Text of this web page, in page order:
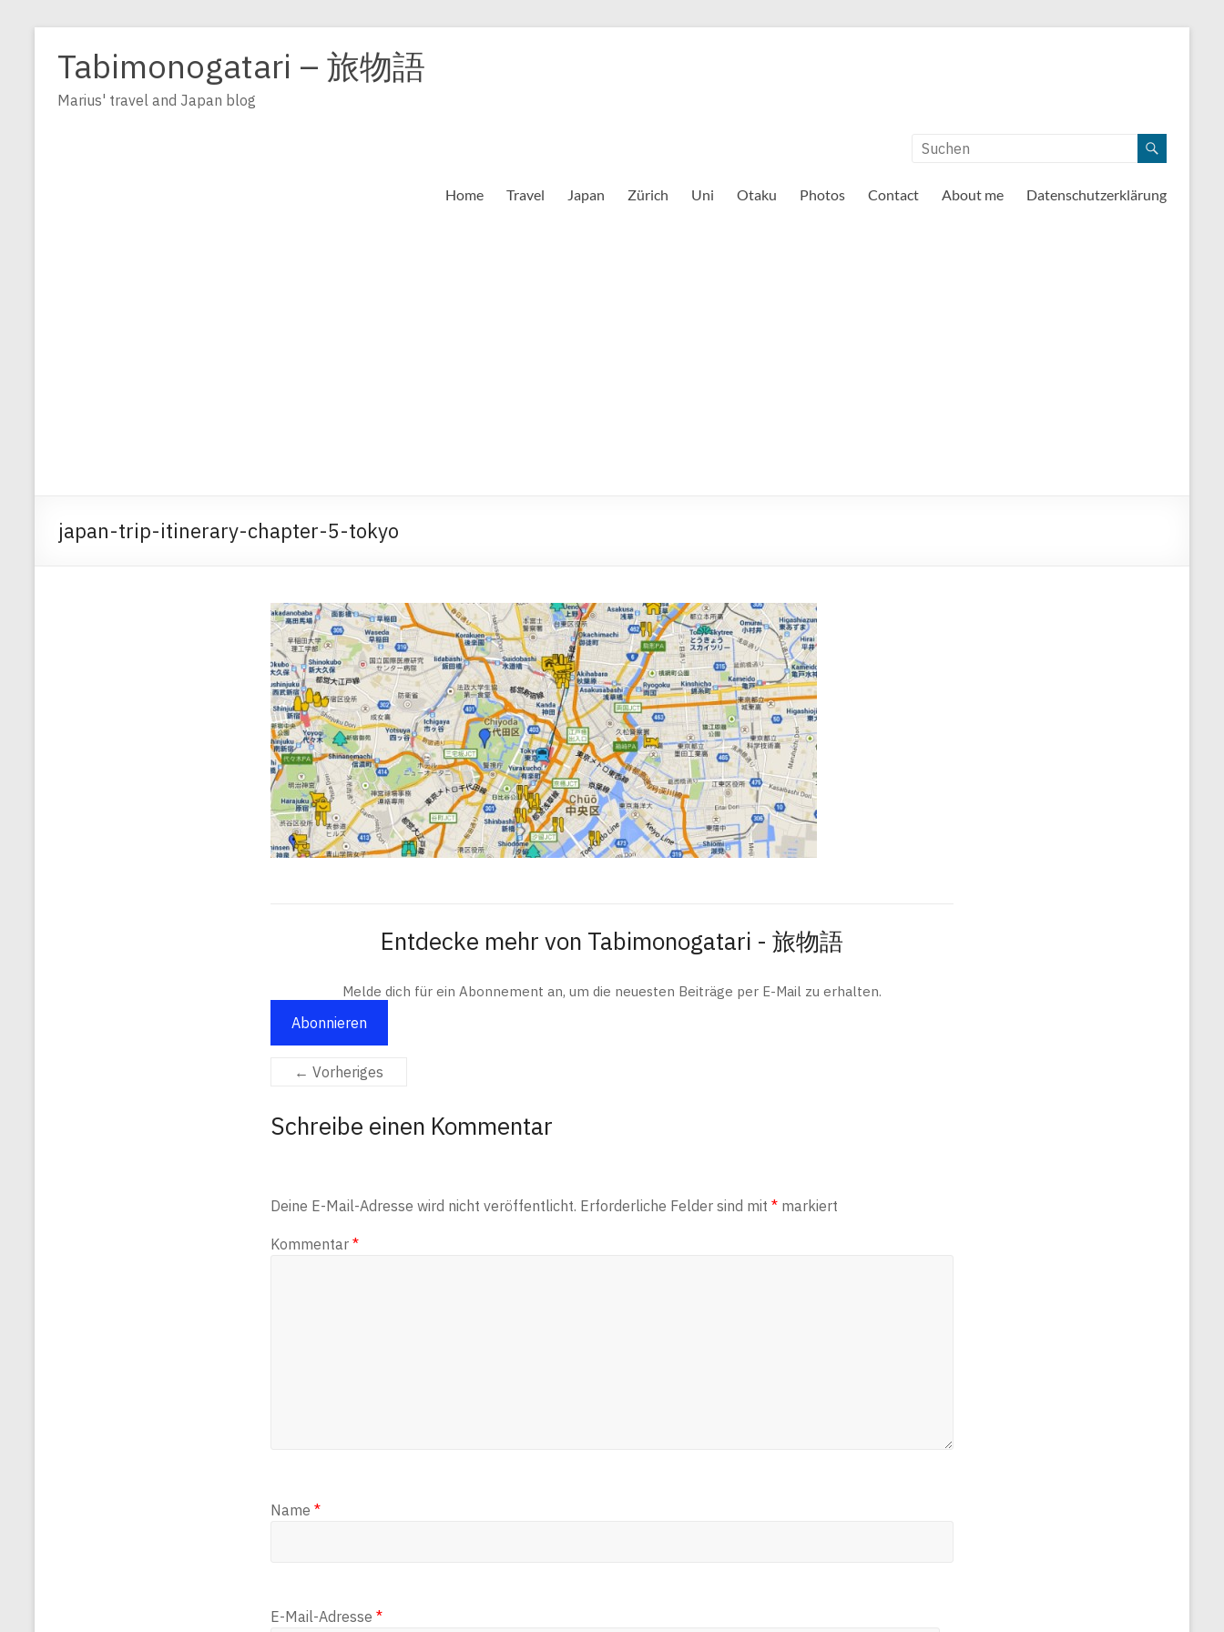
Inhalt
springen
Tabimonogatari – 旅物語
Marius' travel and Japan blog
Home Travel Japan Zürich Uni Otaku Photos Contact About me Datenschutzerklärung
japan-trip-itinerary-chapter-5-tokyo
Entdecke mehr von Tabimonogatari - 旅物語
Melde dich für ein Abonnement an, um die neuesten Beiträge per E-Mail zu erhalten.
Abonnieren
← Vorheriges
Schreibe einen Kommentar
Deine E-Mail-Adresse wird nicht veröffentlicht. Erforderliche Felder sind mit * markiert
Kommentar *
Name *
E-Mail-Adresse *